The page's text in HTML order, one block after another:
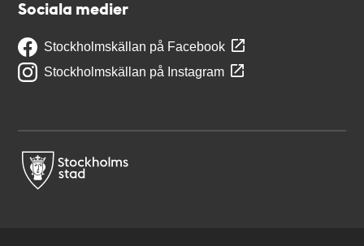
Sociala medier
Stockholmskällan på Facebook
Stockholmskällan på Instagram